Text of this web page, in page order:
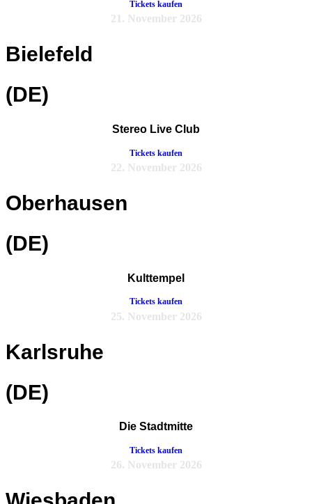
Tickets kaufen
21. November 2026
Bielefeld
(DE)
Stereo Live Club
Tickets kaufen
22. November 2026
Oberhausen
(DE)
Kulttempel
Tickets kaufen
25. November 2026
Karlsruhe
(DE)
Die Stadtmitte
Tickets kaufen
26. November 2026